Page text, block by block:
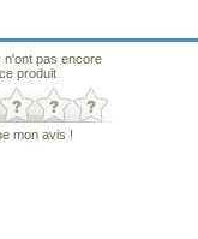
n'ont pas encore
produit
mon avis !